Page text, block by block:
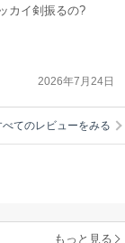
カイ剣振るの?
2026年7月24日
てのレビューをみる
もっと見る